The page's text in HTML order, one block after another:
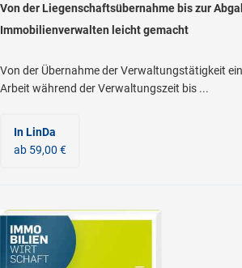
Von der Liegenschaftsübernahme bis zur
Immobilienverwalten leicht gemacht
Von der Übernahme der Verwaltungstätigkeit
Arbeit während der Verwaltungszeit bis ...
In LinDa
ab 59,00 €